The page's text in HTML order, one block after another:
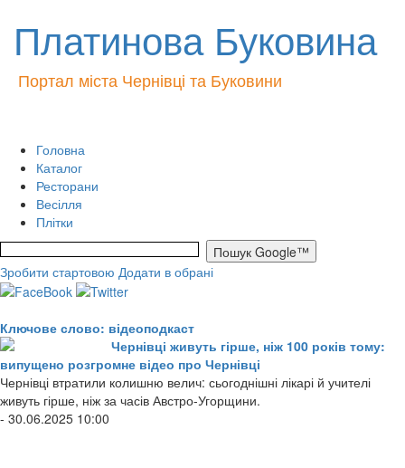
Платинова Буковина
Портал міста Чернівці та Буковини
Головна
Каталог
Ресторани
Весілля
Плітки
Зробити стартовою Додати в обрані
Ключове слово: відеоподкаст
Чернівці живуть гірше, ніж 100 років тому:
випущено розгромне відео про Чернівці
Чернівці втратили колишню велич: сьогоднішні лікарі й учителі
живуть гірше, ніж за часів Австро-Угорщини.
- 30.06.2025 10:00